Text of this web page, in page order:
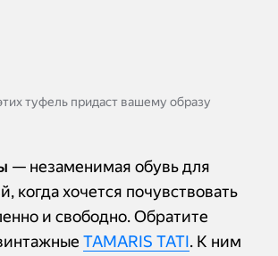
туфель придаст вашему образу
— незаменимая обувь для
когда хочется почувствовать
и свободно. Обратите
TAMARIS TATI. К ним